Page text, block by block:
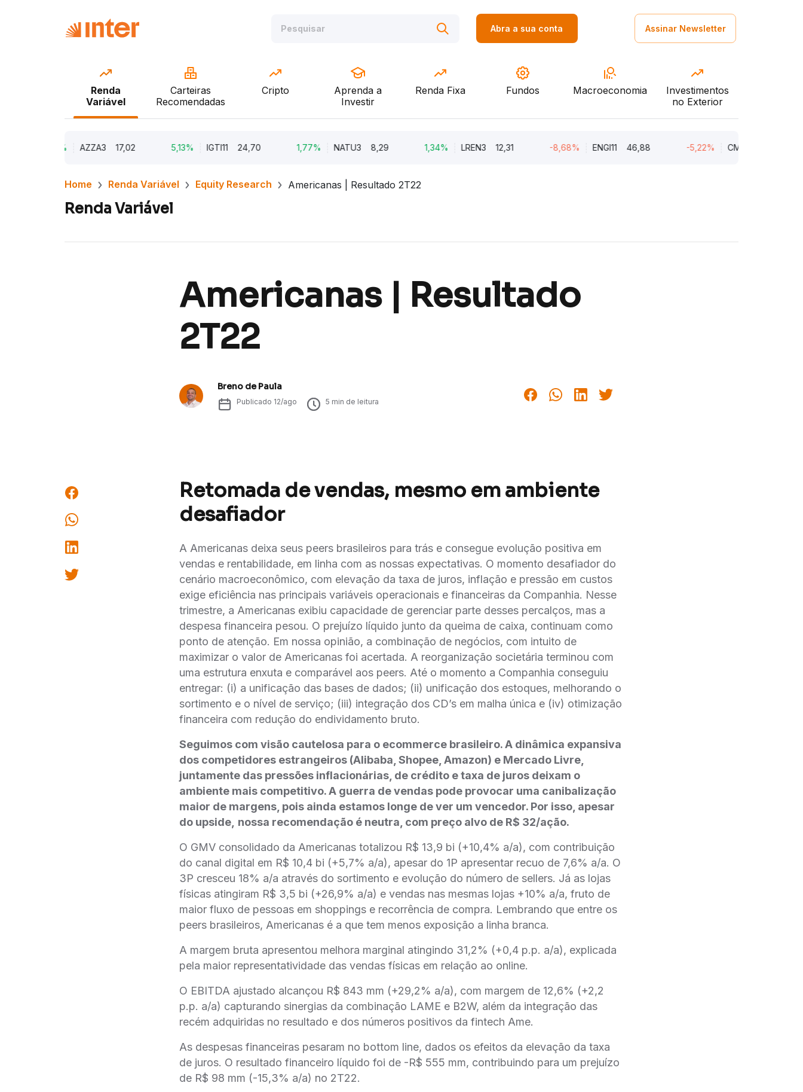
Abra a sua conta Assinar Newsletter
Renda
Variável
Carteiras
Recomendadas
Cripto
Aprenda a
Investir
Renda Fixa Fundos Macroeconomia
Investimentos
no Exterior
AZZA3 17,02 5,13% IGTI11 24,70 1,77% NATU3 8,29 1,34% LREN3 12,31 -8,68% ENGI11 46,88 -5,22% CMIN3
Home Renda Variável Equity Research Americanas | Resultado 2T22
Renda Variável
Americanas | Resultado
2T22
Breno de Paula
Publicado 12/ago 5 min de leitura
Retomada de vendas, mesmo em ambiente
desafiador
A Americanas deixa seus peers brasileiros para trás e consegue evolução positiva em
vendas e rentabilidade, em linha com as nossas expectativas. O momento desafiador do
cenário macroeconômico, com elevação da taxa de juros, inflação e pressão em custos
exige eficiência nas principais variáveis operacionais e financeiras da Companhia. Nesse
trimestre, a Americanas exibiu capacidade de gerenciar parte desses percalços, mas a
despesa financeira pesou. O prejuízo líquido junto da queima de caixa, continuam como
ponto de atenção. Em nossa opinião, a combinação de negócios, com intuito de
maximizar o valor de Americanas foi acertada. A reorganização societária terminou com
uma estrutura enxuta e comparável aos peers. Até o momento a Companhia conseguiu
entregar: (i) a unificação das bases de dados; (ii) unificação dos estoques, melhorando o
sortimento e o nível de serviço; (iii) integração dos CD’s em malha única e (iv) otimização
financeira com redução do endividamento bruto.
Seguimos com visão cautelosa para o ecommerce brasileiro. A dinâmica expansiva
dos competidores estrangeiros (Alibaba, Shopee, Amazon) e Mercado Livre,
juntamente das pressões inflacionárias, de crédito e taxa de juros deixam o
ambiente mais competitivo. A guerra de vendas pode provocar uma canibalização
maior de margens, pois ainda estamos longe de ver um vencedor. Por isso, apesar
do upside, nossa recomendação é neutra, com preço alvo de R$ 32/ação.
O GMV consolidado da Americanas totalizou R$ 13,9 bi (+10,4% a/a), com contribuição
do canal digital em R$ 10,4 bi (+5,7% a/a), apesar do 1P apresentar recuo de 7,6% a/a. O
3P cresceu 18% a/a através do sortimento e evolução do número de sellers. Já as lojas
físicas atingiram R$ 3,5 bi (+26,9% a/a) e vendas nas mesmas lojas +10% a/a, fruto de
maior fluxo de pessoas em shoppings e recorrência de compra. Lembrando que entre os
peers brasileiros, Americanas é a que tem menos exposição a linha branca.
A margem bruta apresentou melhora marginal atingindo 31,2% (+0,4 p.p. a/a), explicada
pela maior representatividade das vendas físicas em relação ao online.
O EBITDA ajustado alcançou R$ 843 mm (+29,2% a/a), com margem de 12,6% (+2,2
p.p. a/a) capturando sinergias da combinação LAME e B2W, além da integração das
recém adquiridas no resultado e dos números positivos da fintech Ame.
As despesas financeiras pesaram no bottom line, dados os efeitos da elevação da taxa
de juros. O resultado financeiro líquido foi de -R$ 555 mm, contribuindo para um prejuízo
de R$ 98 mm (-15,3% a/a) no 2T22.